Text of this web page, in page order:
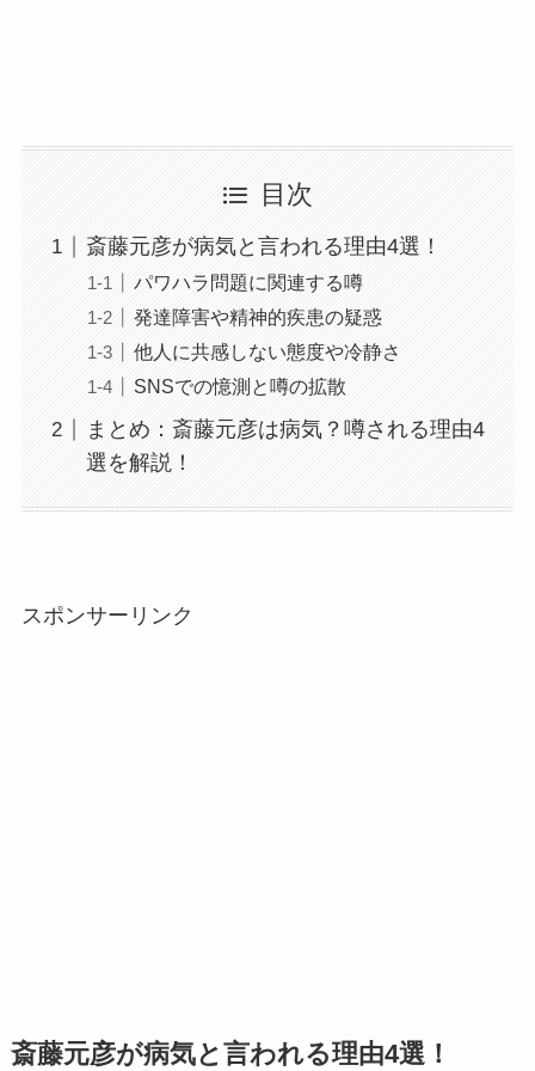
目次
斎藤元彦が病気と言われる理由4選！
パワハラ問題に関連する噂
発達障害や精神的疾患の疑惑
他人に共感しない態度や冷静さ
SNSでの憶測と噂の拡散
まとめ：斎藤元彦は病気？噂される理由4
選を解説！
スポンサーリンク
斎藤元彦が病気と言われる理由4選！